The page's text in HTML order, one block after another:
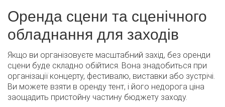
Оренда сцени та сценічного
обладнання для заходів
Якщо ви організовуєте масштабний захід, без оренди
сцени буде складно обійтися. Вона знадобиться при
організації концерту, фестивалю, виставки або зустрічі.
Ви можете взяти в оренду тент, і його недорога ціна
заощадить пристойну частину бюджету заходу.